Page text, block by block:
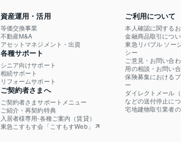
資産運用・活用
等価交換事業
不動産M&A
アセットマネジメント・出資
各種サポート
シニア向けサポート
相続サポート
リフォームサポート
ご契約者さまへ
ご契約者さまサポートメニュー
ご紹介・再契約特典
入居者様専用-各種ご案内（賃貸）
東急こすもす会「こすもすWeb」
ご利用について
本人確認に関する
金融商品取引につ
東急リバブル ソー
シー
ご意見・お問い合
用の相談・お問い合
保険募集における
ー
ダイレクトメール
などの送付停止に
宅地建物取引業者